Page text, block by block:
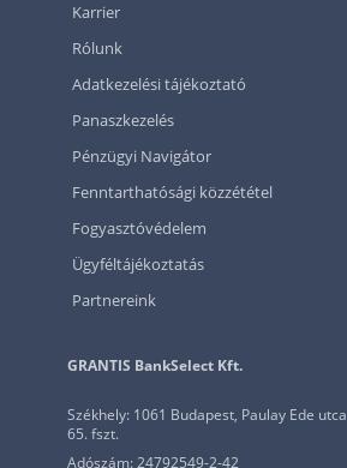
Karrier
Rólunk
Adatkezelési tájékoztató
Panaszkezelés
Pénzügyi Navigátor
Fenntarthatósági közzététel
Fogyasztóvédelem
Ügyféltájékoztatás
Partnereink
GRANTIS BankSelect Kft.
Székhely: 1061 Budapest, Paulay Ede utca
65. fszt.
Adószám: 24792549-2-42